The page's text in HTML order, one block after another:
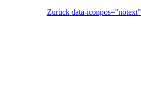
Zurück data-iconpos="notext"